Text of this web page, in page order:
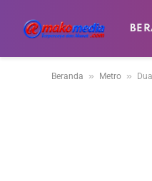
Beranda » Metro »